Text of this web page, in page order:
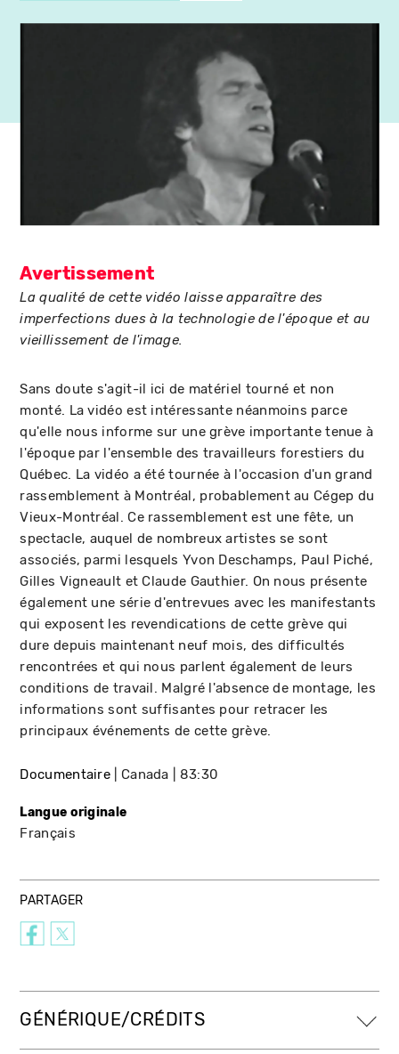
Avertissement
La qualité de cette vidéo laisse apparaître des
imperfections dues à la technologie de l'époque et au
vieillissement de l'image.
Sans doute s'agit-il ici de matériel tourné et non
monté. La vidéo est intéressante néanmoins parce
qu'elle nous informe sur une grève importante tenue à
l'époque par l'ensemble des travailleurs forestiers du
Québec. La vidéo a été tournée à l'occasion d'un grand
rassemblement à Montréal, probablement au Cégep du
Vieux-Montréal. Ce rassemblement est une fête, un
spectacle, auquel de nombreux artistes se sont
associés, parmi lesquels Yvon Deschamps, Paul Piché,
Gilles Vigneault et Claude Gauthier. On nous présente
également une série d'entrevues avec les manifestants
qui exposent les revendications de cette grève qui
dure depuis maintenant neuf mois, des difficultés
rencontrées et qui nous parlent également de leurs
conditions de travail. Malgré l'absence de montage, les
informations sont suffisantes pour retracer les
principaux événements de cette grève.
Documentaire Canada 83:30
Langue originale
Français
PARTAGER
GÉNÉRIQUE/CRÉDITS